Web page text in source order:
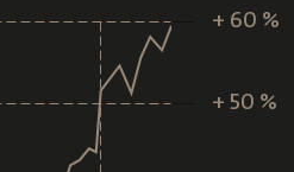
+ 60 %
- 10 %
- 5 %
0 %
+ 5 %
+ 10 %
+ 15 %
+ 70 %
+ 60 %
+ 50 %
- 10 %
- 20 %